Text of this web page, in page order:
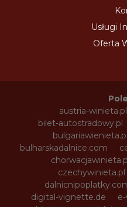
Usługi
Oferta
austria-winieta.pl
bilet-autostradowy.pl
bulgariawienieta.pl
bulharskadalnice.com
czechywinieta.pl
digital-vignette.de